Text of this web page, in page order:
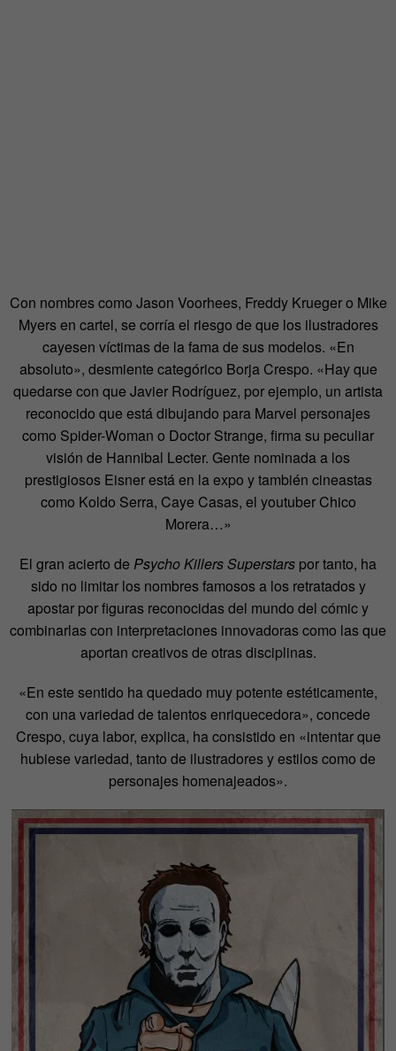
Con nombres como Jason Voorhees, Freddy Krueger o Mike
Myers en cartel, se corría el riesgo de que los ilustradores
cayesen víctimas de la fama de sus modelos. «En
absoluto», desmiente categórico Borja Crespo. «Hay que
quedarse con que Javier Rodríguez, por ejemplo, un artista
reconocido que está dibujando para Marvel personajes
como Spider-Woman o Doctor Strange, firma su peculiar
visión de Hannibal Lecter. Gente nominada a los
prestigiosos Eisner está en la expo y también cineastas
como Koldo Serra, Caye Casas, el youtuber Chico
Morera…»
El gran acierto de Psycho Killers Superstars por tanto, ha
sido no limitar los nombres famosos a los retratados y
apostar por figuras reconocidas del mundo del cómic y
combinarlas con interpretaciones innovadoras como las que
aportan creativos de otras disciplinas.
«En este sentido ha quedado muy potente estéticamente,
con una variedad de talentos enriquecedora», concede
Crespo, cuya labor, explica, ha consistido en «intentar que
hubiese variedad, tanto de ilustradores y estilos como de
personajes homenajeados».